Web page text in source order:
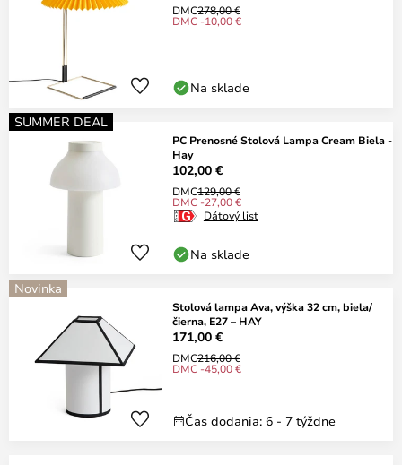
DMC278,00 €
DMC -10,00 €
Na sklade
SUMMER DEAL
PC Prenosné Stolová Lampa Cream Biela -
Hay
102,00 €
DMC129,00 €
DMC -27,00 €
Dátový list
Na sklade
Novinka
Stolová lampa Ava, výška 32 cm, biela/
čierna, E27 – HAY
171,00 €
DMC216,00 €
DMC -45,00 €
Čas dodania: 6 - 7 týždne